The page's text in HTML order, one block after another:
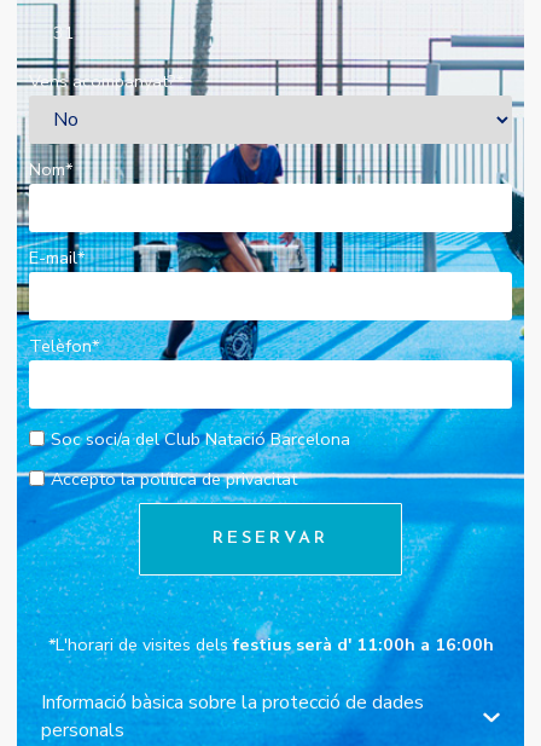
31
Vens acompanyat?*
Nom*
E-mail*
Telèfon*
Soc soci/a del Club Natació Barcelona
Accepto la política de privacitat
RESERVAR
*L'horari de visites delsfestius serà d' 11:00h a 16:00h
Informació bàsica sobre la protecció de dades
personals